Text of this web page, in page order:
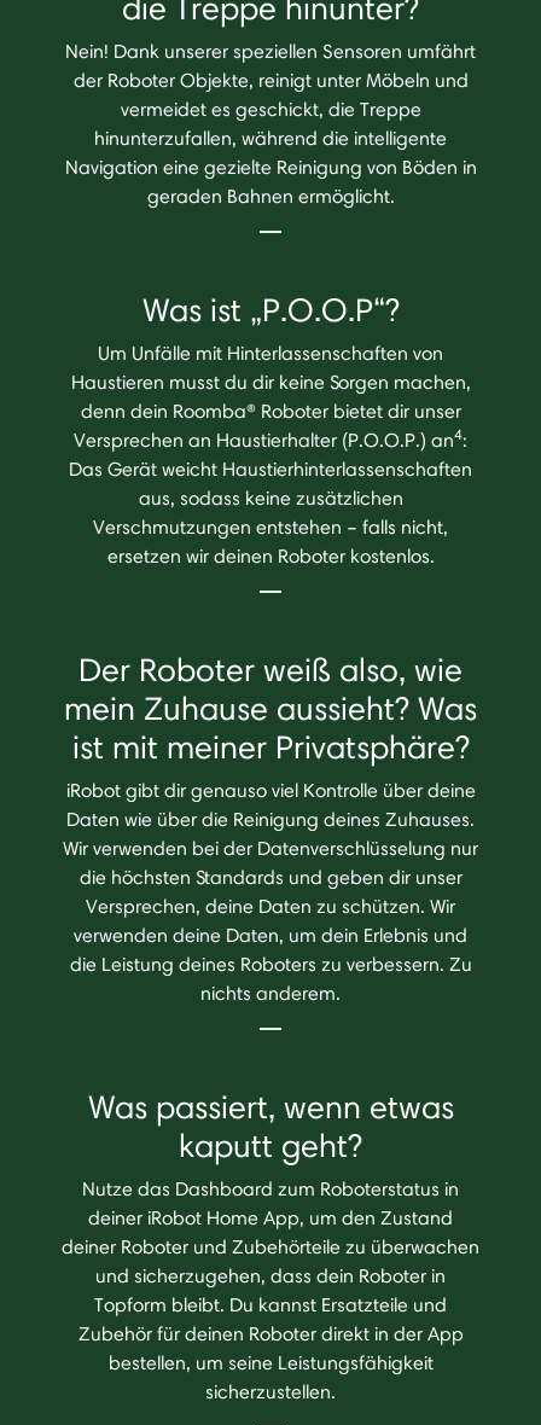
Nein! Dank unserer speziellen Sensoren umfährt
der Roboter Objekte, reinigt unter Möbeln und
vermeidet es geschickt, die Treppe
hinunterzufallen, während die intelligente
Navigation eine gezielte Reinigung von Böden in
geraden Bahnen ermöglicht.
Was ist „P.O.O.P“?
Um Unfälle mit Hinterlassenschaften von
Haustieren musst du dir keine Sorgen machen,
denn dein Roomba® Roboter bietet dir unser
Versprechen an Haustierhalter (P.O.O.P.) an4:
Das Gerät weicht Haustierhinterlassenschaften
aus, sodass keine zusätzlichen
Verschmutzungen entstehen – falls nicht,
ersetzen wir deinen Roboter kostenlos.
Der Roboter weiß also, wie
mein Zuhause aussieht? Was
ist mit meiner Privatsphäre?
iRobot gibt dir genauso viel Kontrolle über deine
Daten wie über die Reinigung deines Zuhauses.
Wir verwenden bei der Datenverschlüsselung nur
die höchsten Standards und geben dir unser
Versprechen, deine Daten zu schützen. Wir
verwenden deine Daten, um dein Erlebnis und
die Leistung deines Roboters zu verbessern. Zu
nichts anderem.
Was passiert, wenn etwas
kaputt geht?
Nutze das Dashboard zum Roboterstatus in
deiner iRobot Home App, um den Zustand
deiner Roboter und Zubehörteile zu überwachen
und sicherzugehen, dass dein Roboter in
Topform bleibt. Du kannst Ersatzteile und
Zubehör für deinen Roboter direkt in der App
bestellen, um seine Leistungsfähigkeit
sicherzustellen.